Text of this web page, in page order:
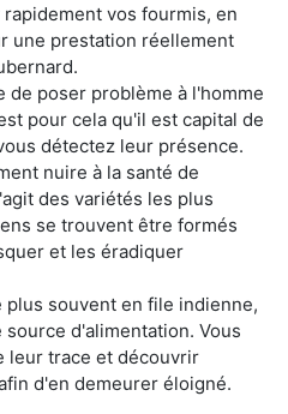
vos fourmis, en
une prestation réellement
de poser problème à l'homme
pour cela qu'il est capital de
détectez leur présence.
nuire à la santé de
des variétés les plus
se trouvent être formés
et les éradiquer
souvent en file indienne,
d'alimentation. Vous
leur trace et découvrir
d'en demeurer éloigné.